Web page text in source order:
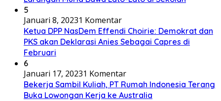
5
Januari 8, 20231 Komentar
Ketua DPP NasDem Effendi Choirie: Demokrat dan
PKS akan Deklarasi Anies Sebagai Capres di
Februari
6
Januari 17, 20231 Komentar
Bekerja Sambil Kuliah, PT Rumah Indonesia Terang
Buka Lowongan Kerja ke Australia